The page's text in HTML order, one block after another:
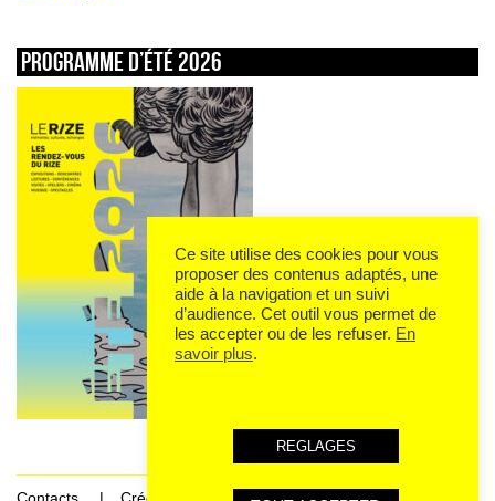
Programme d’été 2026
Ce site utilise des cookies pour vous
proposer des contenus adaptés, une
aide à la navigation et un suivi
d’audience. Cet outil vous permet de
les accepter ou de les refuser. En
savoir plus.
REGLAGES